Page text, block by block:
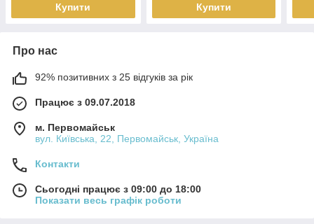
Купити Купити
Про нас
92% позитивних з 25 відгуків за рік
Працює з 09.07.2018
м. Первомайськ
вул. Київська, 22, Первомайськ, Україна
Контакти
Сьогодні працює з 09:00 до 18:00
Показати весь графік роботи